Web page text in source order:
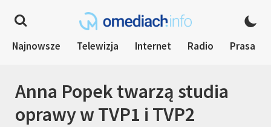
Najnowsze Telewizja Internet Radio Prasa
Anna Popek twarzą studia
oprawy w TVP1 i TVP2